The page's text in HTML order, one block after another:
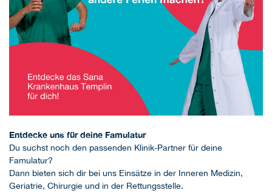
Entdecke uns für deine Famulatur
Du suchst noch den passenden Klinik-Partner für deine
Famulatur?
Dann bieten sich dir bei uns Einsätze in der Inneren Medizin,
Geriatrie, Chirurgie und in der Rettungsstelle.